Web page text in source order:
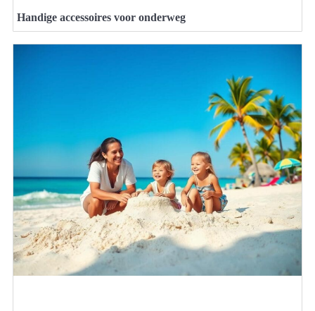
Handige accessoires voor onderweg